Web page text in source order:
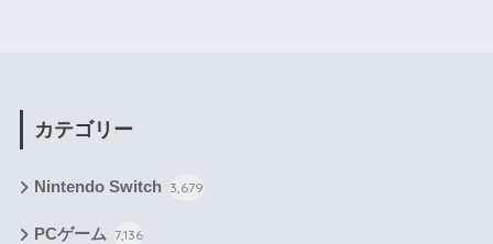
カテゴリー
Nintendo Switch 3,679
PCゲーム 7,136